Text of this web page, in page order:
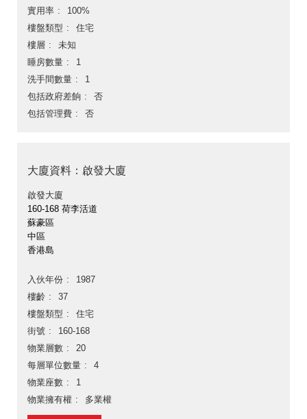
實用率
100%
樓盤類型
住宅
樓層
未知
睡房數量
1
洗手間數量
1
包括政府差餉
否
包括管理費
否
大廈資料：啟發大廈
啟發大廈
160-168 荷李活道
蘇豪區
中區
香港島
入伙年份
1987
樓齡
37
樓盤類型
住宅
街號
160-168
物業層數
20
每層單位數量
4
物業座數
1
物業擁有權
多業權